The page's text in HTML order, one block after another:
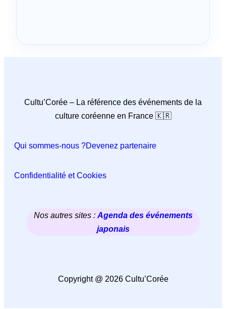
Cultu’Corée – La référence des événements de la
culture coréenne en France 🇰🇷
Qui sommes-nous ?Devenez partenaire
Confidentialité et Cookies
Nos autres sites : Agenda des événements
japonais
Copyright @ 2026 Cultu’Corée